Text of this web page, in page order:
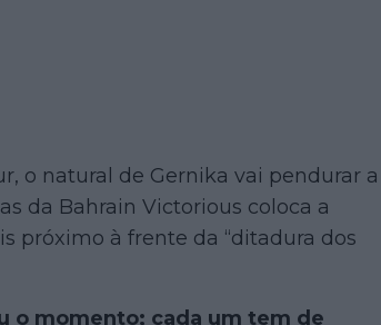
o natural de Gernika vai pendurar a
da Bahrain Victorious coloca a
próximo à frente da “ditadura dos
o momento; cada um tem de